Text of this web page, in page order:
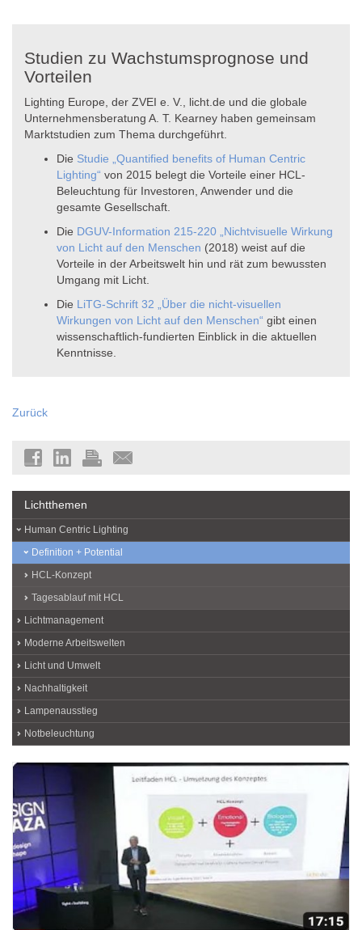
Studien zu Wachstumsprognose und
Vorteilen
Lighting Europe, der ZVEI e. V., licht.de und die globale
Unternehmensberatung A. T. Kearney haben gemeinsam
Marktstudien zum Thema durchgeführt.
Die Studie „Quantified benefits of Human Centric
Lighting“ von 2015 belegt die Vorteile einer HCL-
Beleuchtung für Investoren, Anwender und die
gesamte Gesellschaft.
Die DGUV-Information 215-220 „Nichtvisuelle Wirkung
von Licht auf den Menschen (2018) weist auf die
Vorteile in der Arbeitswelt hin und rät zum bewussten
Umgang mit Licht.
Die LiTG-Schrift 32 „Über die nicht-visuellen
Wirkungen von Licht auf den Menschen“ gibt einen
wissenschaftlich-fundierten Einblick in die aktuellen
Kenntnisse.
Zurück
Lichtthemen
Human Centric Lighting
Definition + Potential
HCL-Konzept
Tagesablauf mit HCL
Lichtmanagement
Moderne Arbeitswelten
Licht und Umwelt
Nachhaltigkeit
Lampenausstieg
Notbeleuchtung